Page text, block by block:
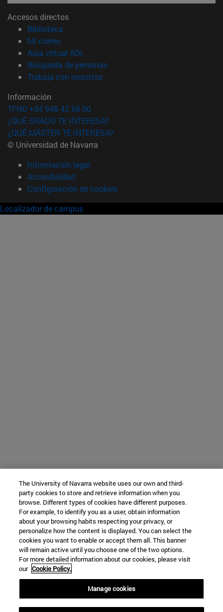
Accesos directos
Biblioteca
Mi correo(abre en nueva ventana)
Aula virtual ADI
Búsqueda de personas(abre en nueva ventana)
Trabaja con nosotros(abre en nueva ventana)
Información
TFNO +34 948 42 56 00
¿QUÉ GRADO TE INTERESA?
¿QUÉ MÁSTER TE INTERESA?
© Universidad de Navarra
Información legal
Accesibilidad
Configuración de cookies
Localizador de campus
The University of Navarra website uses our own and third-
party cookies to store and retrieve information when you
browse. Different types of cookies have different purposes.
For example, to identify you as a user, obtain information
about your browsing habits respecting your privacy, or
personalize how the content is displayed. You can select the
cookies you want to enable or accept them all. This banner
will remain active until you choose one of the two options.
For more detailed information about our cookies, please visit
our Cookie Policy.
Manage cookies